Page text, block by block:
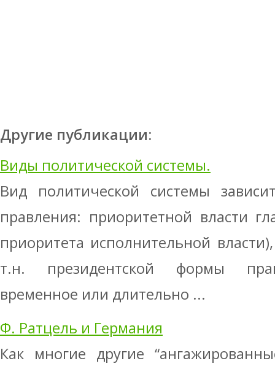
Другие публикации:
Виды политической системы.
Вид политической системы
правления: приоритетной власти
приоритета исполнительной
т.н. президентской формы
временное или дли­тельно ...
Ф. Ратцель и Германия
Как многие другие